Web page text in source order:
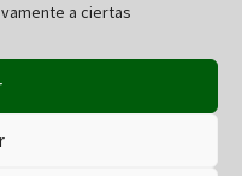
a ciertas